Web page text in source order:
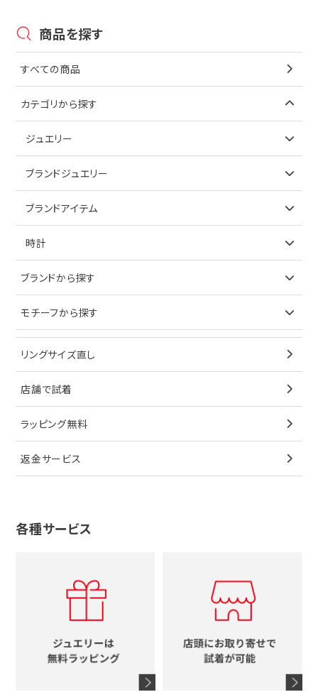
商品を探す
すべての商品
カテゴリから探す
ジュエリー
アイテムで探す
ブレスレット
ペンダントトップ
ブローチ
その他
ノーブランドジュエリーをすべて見る
ブランドジュエリー
アイテムで探す
イヤリング
ブレスレット
ペンダントトップ
ブローチ
その他
ティファニー
ブルガリ
グッチ
ブランドアイテム
アイテムで探す
キーケース
サングラス
シューズ
香水
シャネル
コーチ
ブランドアイテムをすべて見る
時計
ブランドで探す
オメガ
シャネル
タグホイヤー
カルティエ
セイコー
メンズ時計
時計をすべて見る
ブランドから探す
ティファニー
ブルガリ
カルティエ
ウノアエレ
4℃
グッチ
ルイヴィトン
エルメス
シャネル
モチーフから探す
星
リボン
花
十字架
イニシャル
リングサイズ直し
店舗で試着
ラッピング無料
返金サービス
各種サービス